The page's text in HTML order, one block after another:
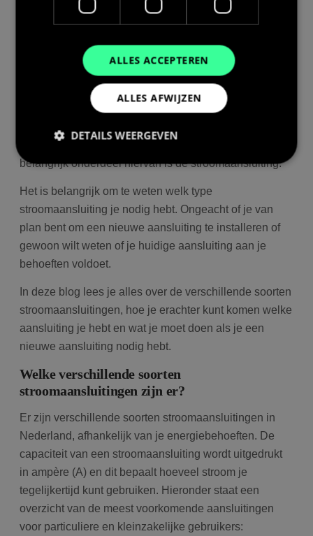
meer kijken dan op het eerste gezicht lijkt. Een
belangrijk onderdeel hiervan is de stroomaansluiting.
Het is belangrijk om te weten welk type
stroomaansluiting je nodig hebt. Ongeacht of je van
plan bent om een nieuwe aansluiting te installeren of
gewoon wilt weten of je huidige aansluiting aan je
behoeften voldoet.
In deze blog lees je alles over de verschillende soorten
stroomaansluitingen, hoe je erachter kunt komen welke
aansluiting je hebt en wat je moet doen als je een
nieuwe aansluiting nodig hebt.
Welke verschillende soorten
stroomaansluitingen zijn er?
Er zijn verschillende soorten stroomaansluitingen in
Nederland, afhankelijk van je energiebehoeften. De
capaciteit van een stroomaansluiting wordt uitgedrukt
in ampère (A) en dit bepaalt hoeveel stroom je
tegelijkertijd kunt gebruiken. Hieronder staat een
overzicht van de meest voorkomende aansluitingen
voor particuliere en kleinzakelijke gebruikers:
ALLES ACCEPTEREN
ALLES AFWIJZEN
DETAILS WEERGEVEN
Prestatie Targeting Functioneel
Prestatiecookies worden gebruikt om te zien hoe
bezoekers de website gebruiken, bijv. analytische
cookies. Deze cookies kunnen niet worden gebruikt
om een bepaalde bezoeker direct te identificeren.
Naam
Aanbieder/
Domein
wp-
OnTheGoSystems
Google Privacy Policy